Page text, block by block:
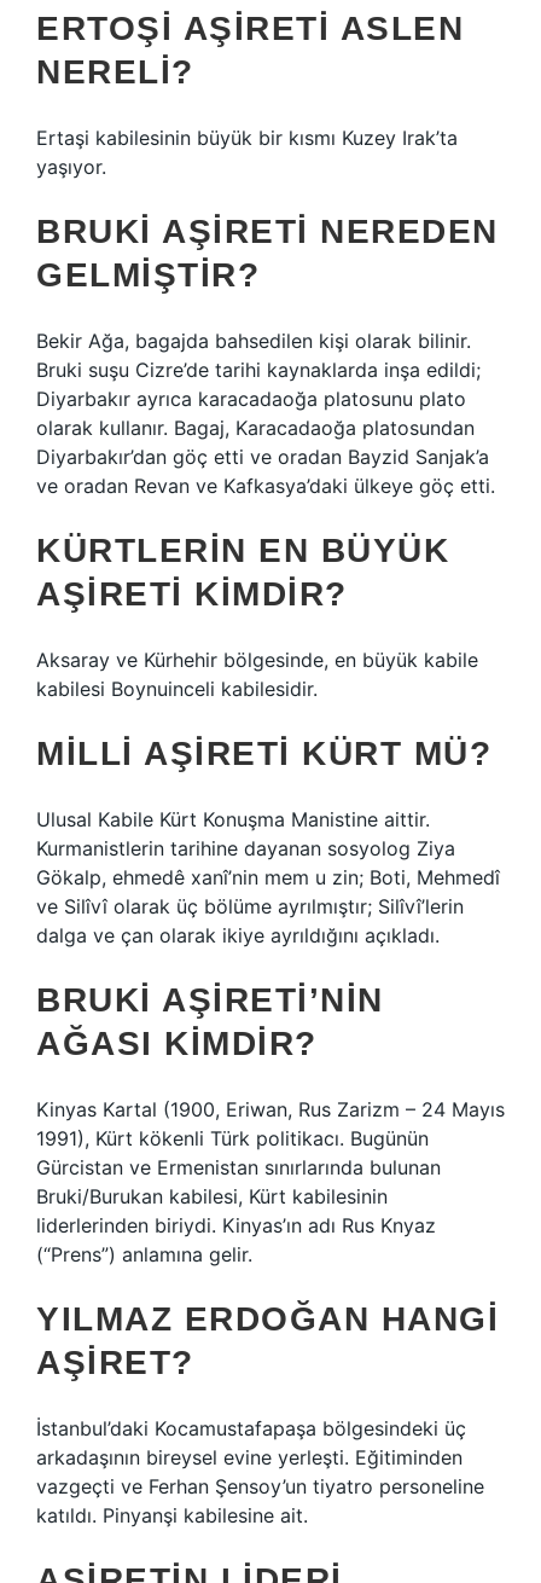
ERTOŞI AŞIRETI ASLEN
NERELI?
Ertaşi kabilesinin büyük bir kısmı Kuzey Irak’ta
yaşıyor.
BRUKI AŞIRETI NEREDEN
GELMIŞTIR?
Bekir Ağa, bagajda bahsedilen kişi olarak bilinir.
Bruki suşu Cizre’de tarihi kaynaklarda inşa edildi;
Diyarbakır ayrıca karacadaoğa platosunu plato
olarak kullanır. Bagaj, Karacadaoğa platosundan
Diyarbakır’dan göç etti ve oradan Bayzid Sanjak’a
ve oradan Revan ve Kafkasya’daki ülkeye göç etti.
KÜRTLERIN EN BÜYÜK
AŞIRETI KIMDIR?
Aksaray ve Kürhehir bölgesinde, en büyük kabile
kabilesi Boynuinceli kabilesidir.
MILLI AŞIRETI KÜRT MÜ?
Ulusal Kabile Kürt Konuşma Manistine aittir.
Kurmanistlerin tarihine dayanan sosyolog Ziya
Gökalp, ehmedê xanî’nin mem u zin; Boti, Mehmedî
ve Silîvî olarak üç bölüme ayrılmıştır; Silîvî’lerin
dalga ve çan olarak ikiye ayrıldığını açıkladı.
BRUKI AŞIRETI’NIN
AĞASI KIMDIR?
Kinyas Kartal (1900, Eriwan, Rus Zarizm – 24 Mayıs
1991), Kürt kökenli Türk politikacı. Bugünün
Gürcistan ve Ermenistan sınırlarında bulunan
Bruki/Burukan kabilesi, Kürt kabilesinin
liderlerinden biriydi. Kinyas’ın adı Rus Knyaz
(“Prens”) anlamına gelir.
YILMAZ ERDOĞAN HANGI
AŞIRET?
İstanbul’daki Kocamustafapaşa bölgesindeki üç
arkadaşının bireysel evine yerleşti. Eğitiminden
vazgeçti ve Ferhan Şensoy’un tiyatro personeline
katıldı. Pinyanşi kabilesine ait.